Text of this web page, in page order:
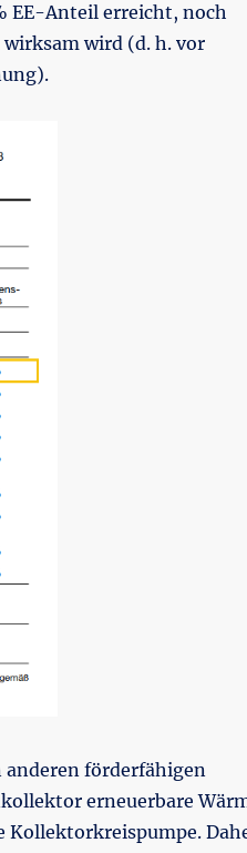
EE-Anteil erreicht, noch
wirksam wird (d. h. vor
anderen förderfähigen
erneuerbare